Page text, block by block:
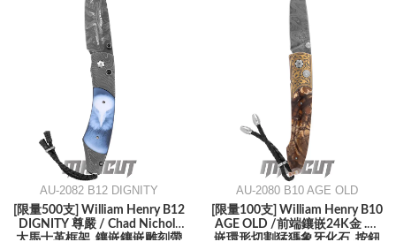
AU-2082 B12 DIGNITY
[限量500支] William Henry B12
DIGNITY 尊嚴 / Chad Nichols
大馬士革框架 .鑲嵌鑲嵌雕刻帶
AU-2080 B10 AGE OLD
[限量100支] William Henry B10
AGE OLD /前端鑲嵌24K金 .鑲
嵌環形切割猛獁象牙化石 .按鈕